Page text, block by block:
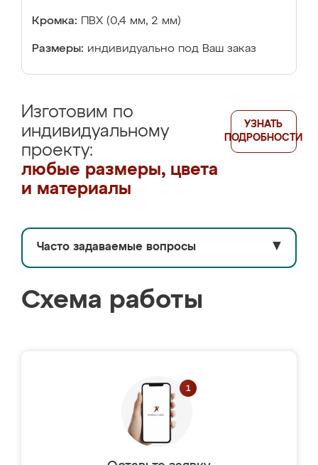
Кромка: ПВХ (0,4 мм, 2 мм)
Размеры: индивидуально под Ваш заказ
Изготовим по
индивидуальному
проекту:
любые размеры, цвета
и материалы
УЗНАТЬ
ПОДРОБНОСТИ
Часто задаваемые вопросы ▼
Схема работы